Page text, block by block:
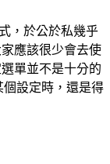
，於公於私幾乎
應該很少會去使
單並不是十分的
設定時，還是得